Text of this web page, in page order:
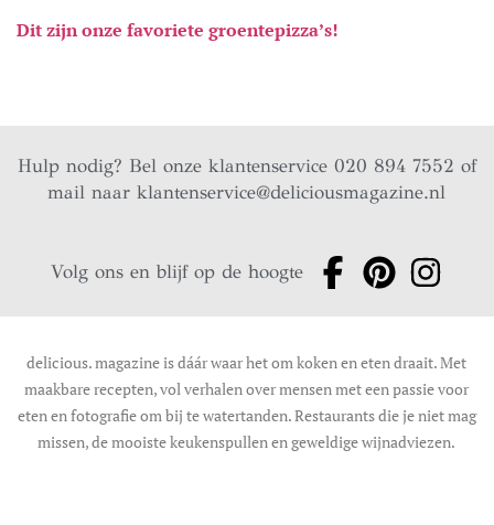
Dit zijn onze favoriete groentepizza’s!
Hulp nodig? Bel onze klantenservice 020 894 7552 of
mail naarklantenservice@deliciousmagazine.nl
Volg ons en blijf op de hoogte
delicious. magazine is dáár waar het om koken en eten draait. Met
maakbare recepten, vol verhalen over mensen met een passie voor
eten en fotografie om bij te watertanden. Restaurants die je niet mag
missen, de mooiste keukenspullen en geweldige wijnadviezen.